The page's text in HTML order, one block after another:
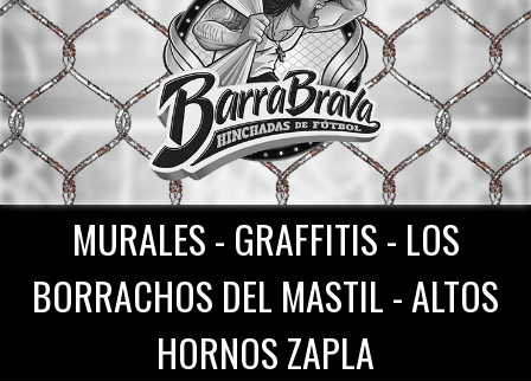
MURALES - GRAFFITIS - LOS
BORRACHOS DEL MASTIL - ALTOS
HORNOS ZAPLA